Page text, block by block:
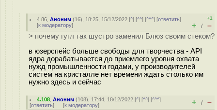
4.86 ,Аноним (16), 18:25, 15/12/2022 [^] [^^] [^^^] [ответить]
[к модератору]
+1
+ / –
> почему гугл так шустро заменил Блюз своим стеком?
в юзерспейс больше свободы для творчества - API
ядра дорабатывается до приемлего уровня охвата
нужд промышленности годами, у производителей
систем на кристалле нет времени ждать столько им
нужно здесь и сейчас
4.108 ,Аноним (108), 17:44, 18/12/2022 [^] [^^] [^^^]
[ответить] [к модератору] + / –